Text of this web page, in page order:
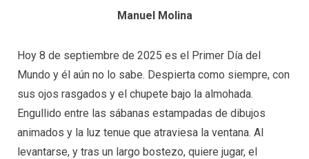
Manuel Molina
Hoy 8 de septiembre de 2025 es el Primer Día del
Mundo y él aún no lo sabe. Despierta como siempre, con
sus ojos rasgados y el chupete bajo la almohada.
Engullido entre las sábanas estampadas de dibujos
animados y la luz tenue que atraviesa la ventana. Al
levantarse, y tras un largo bostezo, quiere jugar, el